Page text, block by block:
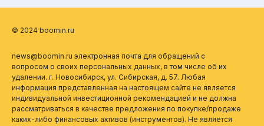
© 2024 boomin.ru
news@boomin.ru электронная почта для обращений с
вопросом о своих персональных данных, в том числе об их
удалении. г. Новосибирск, ул. Сибирская, д. 57. Любая
информация представленная на настоящем сайте не является
индивидуальной инвестиционной рекомендацией и не должна
рассматриваться в качестве предложения по покупке/продаже
каких-либо финансовых активов (инструментов). Не является